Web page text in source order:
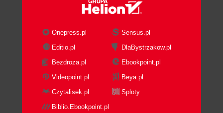
Onepress.pl
Sensus.pl
Editio.pl
DlaBystrzakow.pl
Bezdroza.pl
Ebookpoint.pl
Videopoint.pl
Beya.pl
Czytalisek.pl
Sploty
Biblio.Ebookpoint.pl